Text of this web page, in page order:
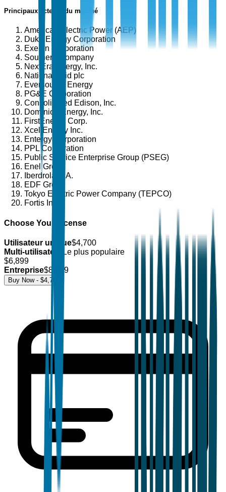
Principaux acteurs du marché
American Electric Power (AEP)
Duke Energy Corporation
Exelon Corporation
Southern Company
NextEra Energy, Inc.
National Grid plc
Eversource Energy
PG&E Corporation
Consolidated Edison, Inc.
Dominion Energy, Inc.
FirstEnergy Corp.
Xcel Energy Inc.
Entergy Corporation
PPL Corporation
Public Service Enterprise Group (PSEG)
Enel Group
Iberdrola S.A.
EDF Group
Tokyo Electric Power Company (TEPCO)
Fortis Inc.
Choose Your License
Utilisateur unique$4,700
Multi-utilisateur
Le plus populaire
$6,899
Entreprise$8,499
Buy Now - $4,700